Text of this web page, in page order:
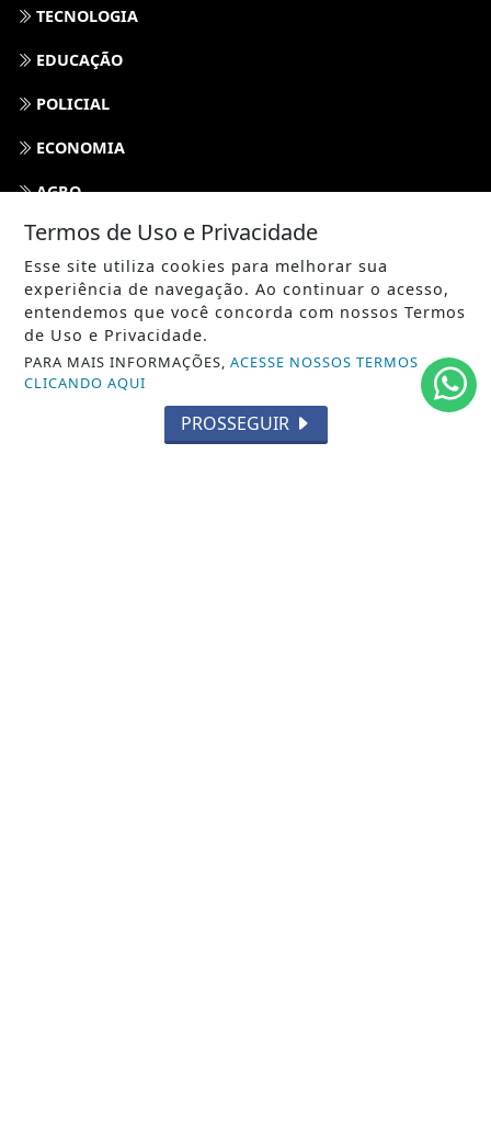
TECNOLOGIA
EDUCAÇÃO
POLICIAL
ECONOMIA
AGRO
PARCERIA
ESPORTES
CÂMARA DOS DEPUTADOS
AGÊNCIA DINO
Termos de Uso e Privacidade
Esse site utiliza cookies para melhorar sua
experiência de navegação. Ao continuar o acesso,
entendemos que você concorda com nossos Termos
de Uso e Privacidade.
PARA MAIS INFORMAÇÕES,ACESSE NOSSOS TERMOS
CLICANDO AQUI
PROSSEGUIR